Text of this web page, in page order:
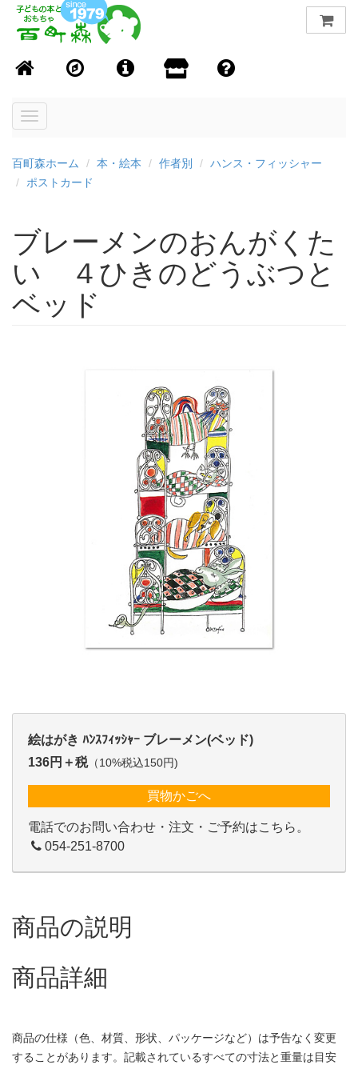
Toggle
百町森ホーム 本・絵本 作者別
ハンス・フィッシャー
ポストカード
ブレーメンのおんがくた
い ４ひきのどうぶつと
ベッド
絵はがき ﾊﾝｽﾌｨｯｼｬｰ ブレーメン(ベッド)
136円＋税（10%税込150円)
買物かごへ
電話でのお問い合わせ・注文・ご予約はこちら。
054-251-8700
商品の説明
商品詳細
商品の仕様（色、材質、形状、パッケージなど）は予告なく変更
することがあります。記載されているすべての寸法と重量は目安